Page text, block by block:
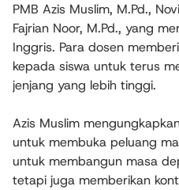
PMB Azis Muslim, M.Pd.,
Fajrian Noor, M.Pd., yang
Inggris. Para dosen
kepada siswa untuk terus
jenjang yang lebih tinggi.
Azis Muslim
untuk membuka peluang
untuk membangun masa
tetapi juga memberikan